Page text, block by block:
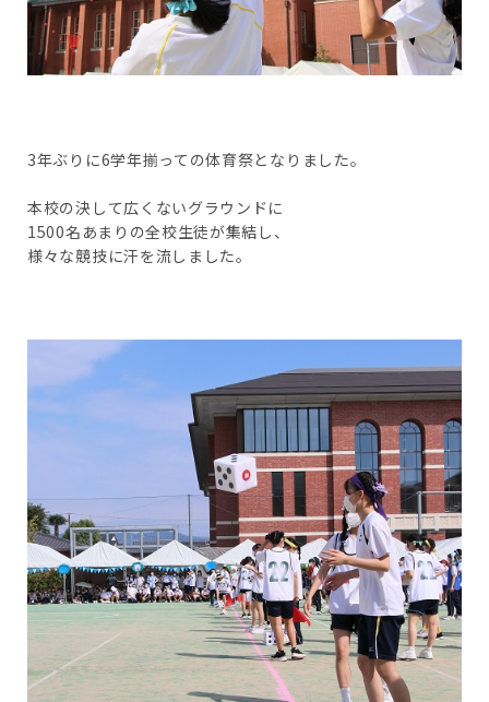
3年ぶりに6学年揃っての体育祭となりました。
本校の決して広くないグラウンドに
1500名あまりの全校生徒が集結し、
様々な競技に汗を流しました。